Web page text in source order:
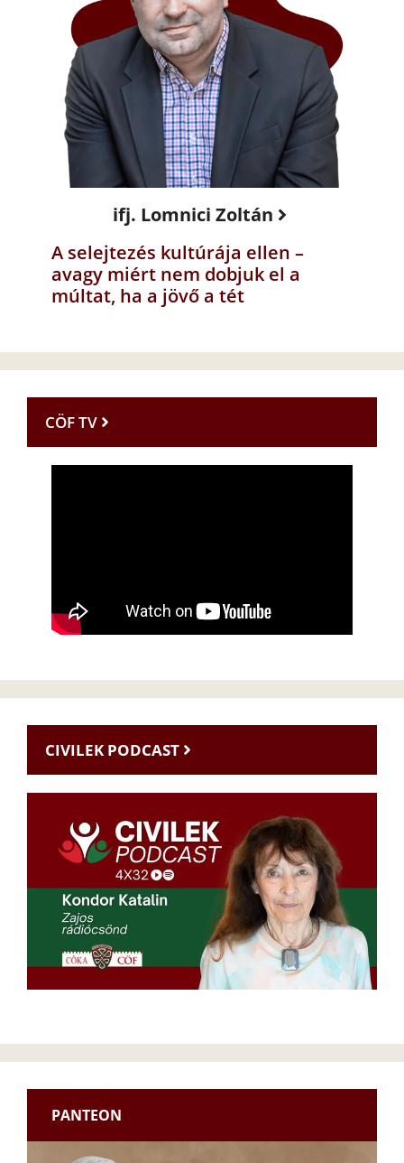
ifj. Lomnici Zoltán
A selejtezés kultúrája ellen –
avagy miért nem dobjuk el a
múltat, ha a jövő a tét
CÖF TV
CIVILEK PODCAST
PANTEON